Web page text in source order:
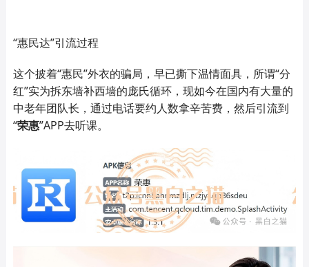
“惠民达”引流过程
这个披着“惠民”外衣的骗局，早已撕下温情面具，所谓“分
红”实为拆东墙补西墙的庞氏循环，现如今在国内有大量的
中老年团队长，通过电话要约人数拿辛苦费，然后引流到
“荣惠”APP去听课。